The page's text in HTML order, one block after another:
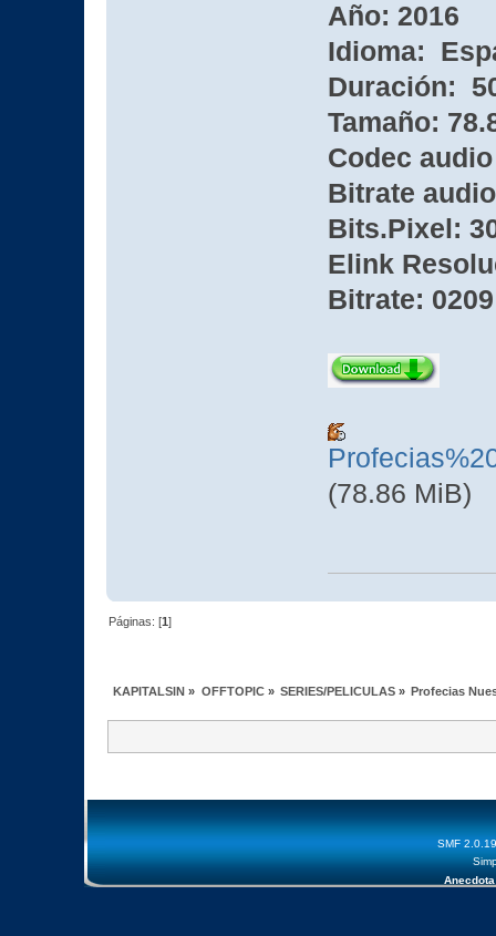
Año: 2016
Idioma:
Duración:
Tamaño:
Codec
Bitrate
Bits.Pixel:
Elink
Bitrate: 0209
(78.86 MiB)
Páginas: [1]
KAPITALSIN » OFFTOPIC» SERIES/PELICULAS» Profecias
SMF 2.0.19
Anecdota